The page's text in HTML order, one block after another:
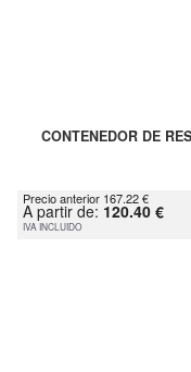
CONTENEDOR DE
Precio anterior 167.22 €
A partir de: 120.40 €
IVA INCLUIDO